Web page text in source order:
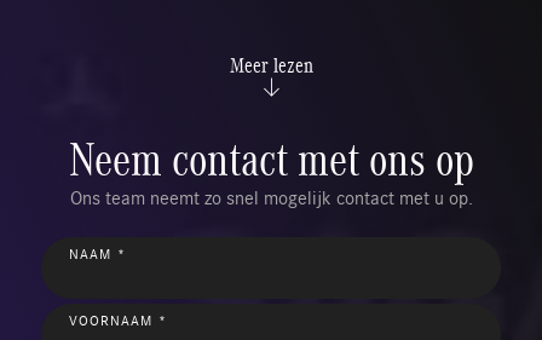
Meer lezen
Neem contact met ons op
Ons team neemt zo snel mogelijk contact met u op.
NAAM *
VOORNAAM *